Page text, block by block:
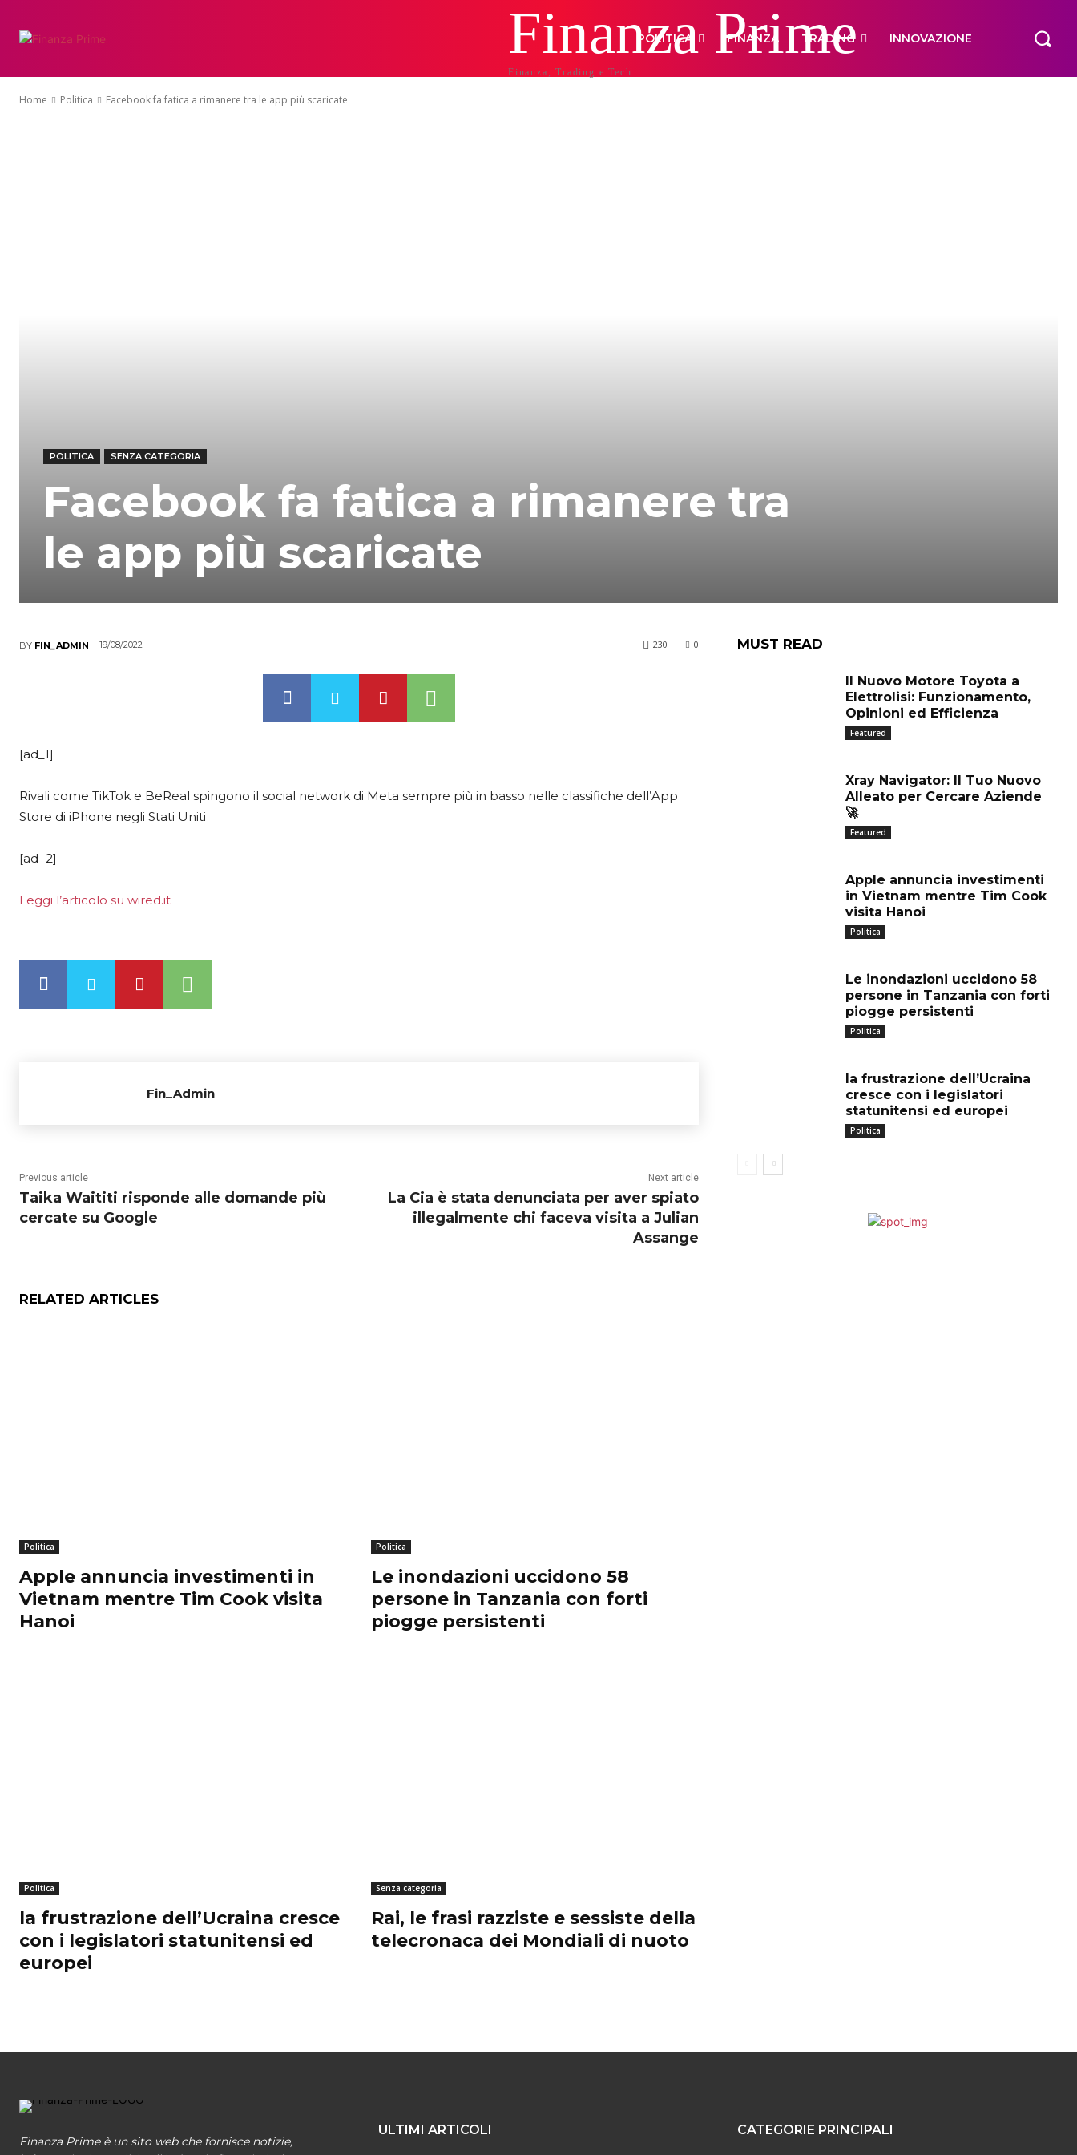
Finanza Prime
Finanza, Trading e Tech
POLITICA FINANZA TRADING INNOVAZIONE
Home Politica Facebook fa fatica a rimanere tra le app più scaricate
POLITICA SENZA CATEGORIA
Facebook fa fatica a rimanere tra
le app più scaricate
BY FIN_ADMIN 19/08/2022 0
230
[ad_1]
Rivali come TikTok e BeReal spingono il social network di Meta sempre più in basso nelle classifiche dell’App
Store di iPhone negli Stati Uniti
[ad_2]
Leggi l’articolo su wired.it
Fin_Admin
Previous article
Taika Waititi risponde alle domande più
cercate su Google
Next article
La Cia è stata denunciata per aver spiato
illegalmente chi faceva visita a Julian
Assange
RELATED ARTICLES
Politica
Apple annuncia investimenti in
Vietnam mentre Tim Cook visita
Hanoi
Politica
Le inondazioni uccidono 58
persone in Tanzania con forti
piogge persistenti
Politica
la frustrazione dell’Ucraina cresce
con i legislatori statunitensi ed
europei
Senza categoria
Rai, le frasi razziste e sessiste della
telecronaca dei Mondiali di nuoto
MUST READ
Il Nuovo Motore Toyota a
Elettrolisi: Funzionamento,
Opinioni ed Efficienza
Featured
Xray Navigator: Il Tuo Nuovo
Alleato per Cercare Aziende
🚀
Featured
Apple annuncia investimenti
in Vietnam mentre Tim Cook
visita Hanoi
Politica
Le inondazioni uccidono 58
persone in Tanzania con forti
piogge persistenti
Politica
la frustrazione dell’Ucraina
cresce con i legislatori
statunitensi ed europei
Politica
Finanza Prime è un sito web che fornisce notizie,
ULTIMI ARTICOLI CATEGORIE PRINCIPALI